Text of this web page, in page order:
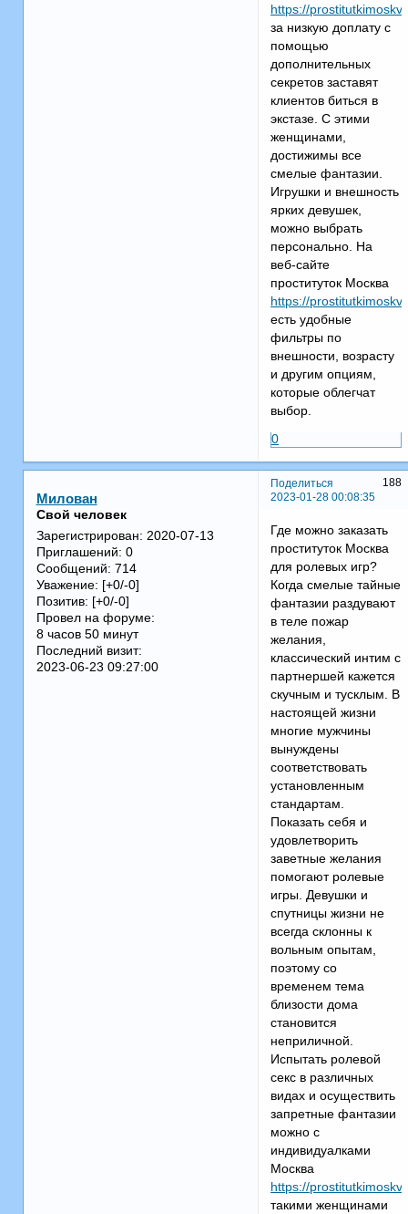
https://
за низкую доплату с
помощью
дополнительных
секретов заставят
клиентов биться в
экстазе. С этими
женщинами,
достижимы все
смелые фантазии.
Игрушки и внешность
ярких девушек,
можно выбрать
персонально. На
веб-сайте
проституток Москва
https://
есть удобные
фильтры по
внешности, возрасту
и другим опциям,
которые облегчат
выбор.
0
Поделиться
188
2023-01-28 00:08:35
Милован
Свой человек
Зарегистрирован: 2020-07-13
Приглашений: 0
Сообщений: 714
Уважение: [+0/-0]
Позитив: [+0/-0]
Провел на форуме:
8 часов 50 минут
Последний визит:
2023-06-23 09:27:00
Где можно заказать
проституток Москва
для ролевых игр?
Когда смелые тайные
фантазии раздувают
в теле пожар
желания,
классический интим с
партнершей кажется
скучным и тусклым. В
настоящей жизни
многие мужчины
вынуждены
соответствовать
установленным
стандартам.
Показать себя и
удовлетворить
заветные желания
помогают ролевые
игры. Девушки и
спутницы жизни не
всегда склонны к
вольным опытам,
поэтому со
временем тема
близости дома
становится
неприличной.
Испытать ролевой
секс в различных
видах и осуществить
запретные фантазии
можно с
индивидуалками
Москва
https://
такими женщинами